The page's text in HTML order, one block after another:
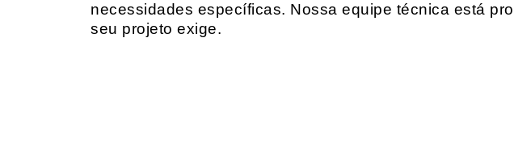
necessidades específicas. Nossa equipe técnica está
seu projeto exige.